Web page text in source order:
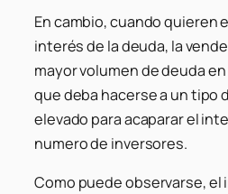
En cambio, cuando quieren
interés de la deuda, la
mayor volumen de deuda
que deba hacerse a un tipo
elevado para acaparar el
numero de inversores.
Como puede observarse, el